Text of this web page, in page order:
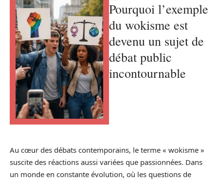
Pourquoi l’exemple
du wokisme est
devenu un sujet de
débat public
incontournable
Au cœur des débats contemporains, le terme « wokisme »
suscite des réactions aussi variées que passionnées. Dans
un monde en constante évolution, où les questions de